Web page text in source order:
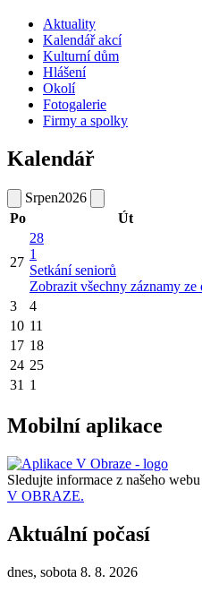
Aktuality
Kalendář akcí
Kulturní dům
Hlášení
Okolí
Fotogalerie
Firmy a spolky
Kalendář
Srpen2026
Po
Út
27
28
1
Setkání seniorů
Zobrazit všechny záznamy ze
3 4
10 11
17 18
24 25
31 1
Mobilní aplikace
Sledujte informace z našeho
V OBRAZE.
Aktuální počasí
dnes, sobota 8. 8. 2026